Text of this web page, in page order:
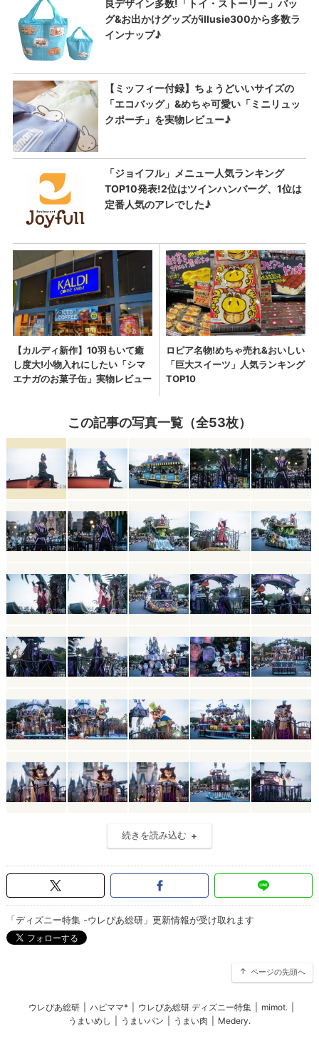
この記事の写真一覧（全53枚）
続きを読み込む
「ディズニー特集 -ウレぴあ総研」更新情報が受け取れます
ページの先頭へ
ウレぴあ総研 ハピママ* ウレぴあ総研 ディズニー特集 mimot.
うまいめし
うまいパン うまい肉 Medery.